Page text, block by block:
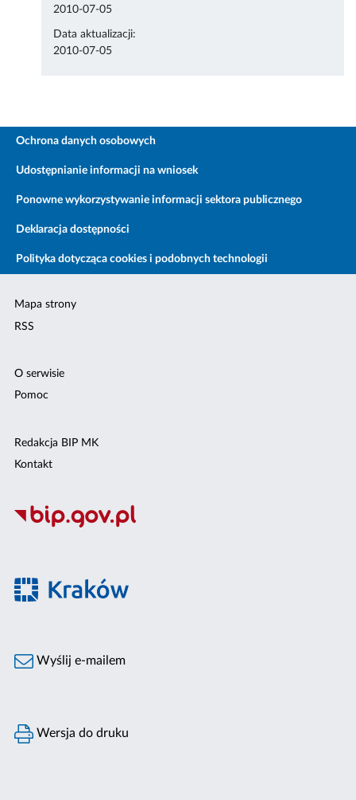
2010-07-05
Data aktualizacji:
2010-07-05
Ochrona danych osobowych
Udostępnianie informacji na wniosek
Ponowne wykorzystywanie informacji sektora publicznego
Deklaracja dostępności
Polityka dotycząca cookies i podobnych technologii
Mapa strony
RSS
O serwisie
Pomoc
Redakcja BIP MK
Kontakt
Wyślij e-mailem
Wersja do druku